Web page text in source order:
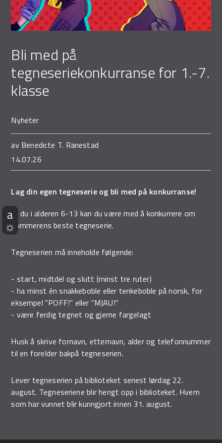
Demo Rona
Bli med på
tegneseriekonkurranse for 1.-7.
klasse
Nyheter
av Benedicte T. Ranestad
14.07.26
Lag din egen tegneserie og bli med på konkurranse!
Er du i alderen 6-13 kan du være med å konkurrere om
sommerens beste tegneserie.
Tegneserien må inneholde følgende:
- start, midtdel og slutt (minst tre ruter)
- ha minst én snakkeboble eller tenkeboble på norsk, for
eksempel "POFF!" eller "MJAU!"
- være ferdig tegnet og gjerne fargelagt
Husk å skrive fornavn, etternavn, alder og telefonnummer
til en forelder bakpå tegneserien.
Lever tegneserien på biblioteket senest lørdag 22.
august. Tegneseriene blir hengt opp i biblioteket. Hvem
som har vunnet blir kunngjort innen 31. august.